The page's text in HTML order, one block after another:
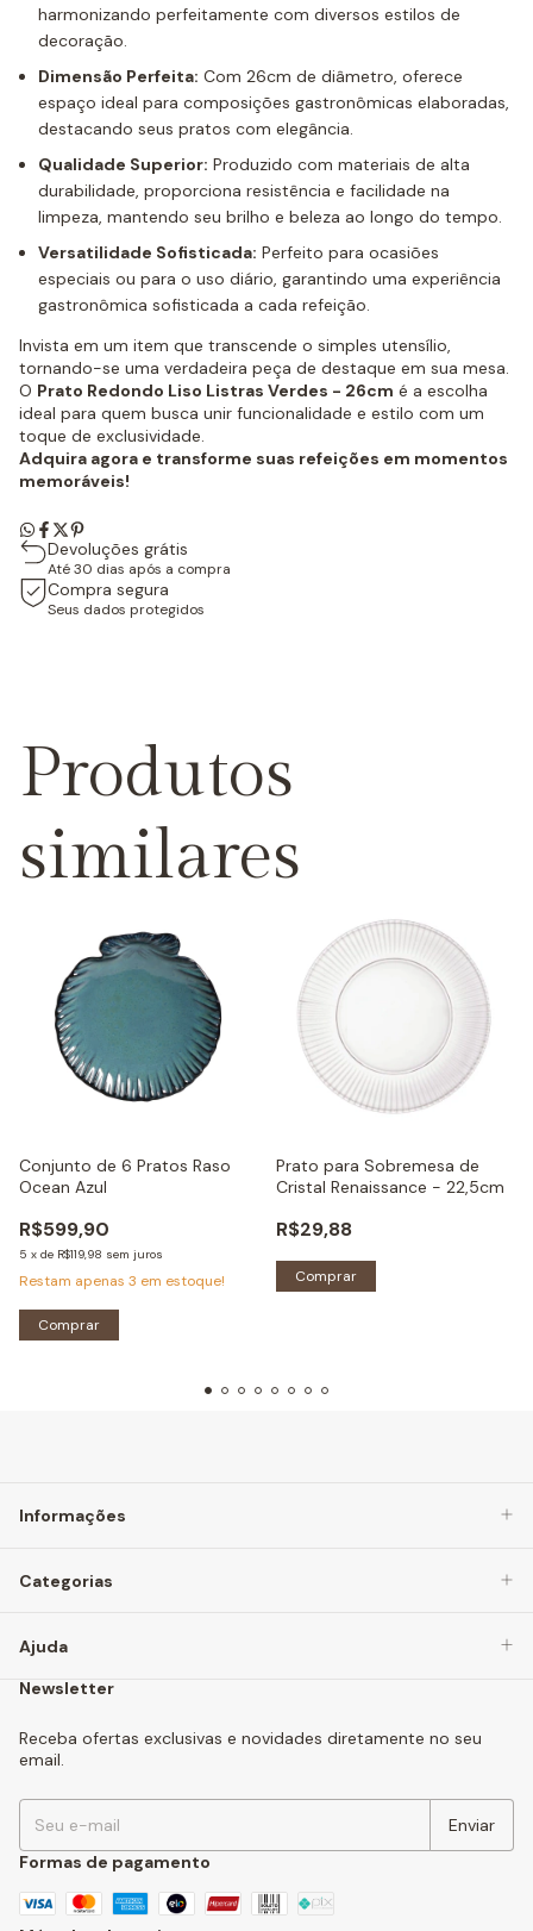
harmonizando perfeitamente com diversos estilos de
decoração.
Dimensão Perfeita: Com 26cm de diâmetro, oferece
espaço ideal para composições gastronômicas elaboradas,
destacando seus pratos com elegância.
Qualidade Superior: Produzido com materiais de alta
durabilidade, proporciona resistência e facilidade na
limpeza, mantendo seu brilho e beleza ao longo do tempo.
Versatilidade Sofisticada: Perfeito para ocasiões
especiais ou para o uso diário, garantindo uma experiência
gastronômica sofisticada a cada refeição.
Invista em um item que transcende o simples utensílio,
tornando-se uma verdadeira peça de destaque em sua mesa.
O Prato Redondo Liso Listras Verdes - 26cm é a escolha
ideal para quem busca unir funcionalidade e estilo com um
toque de exclusividade.
Adquira agora e transforme suas refeições em momentos
memoráveis!
Devoluções grátis
Até 30 dias após a compra
Compra segura
Seus dados protegidos
Produtos
similares
Conjunto de 6 Pratos Raso
Ocean Azul
R$599,90
5 x de R$119,98 sem juros
Restam apenas 3 em estoque!
Comprar
Prato para Sobremesa de
Cristal Renaissance - 22,5cm
R$29,88
Comprar
Informações
Categorias
Ajuda
Newsletter
Receba ofertas exclusivas e novidades diretamente no seu
email.
Formas de pagamento